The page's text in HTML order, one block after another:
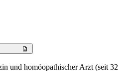
und homöopathischer Arzt (seit 32